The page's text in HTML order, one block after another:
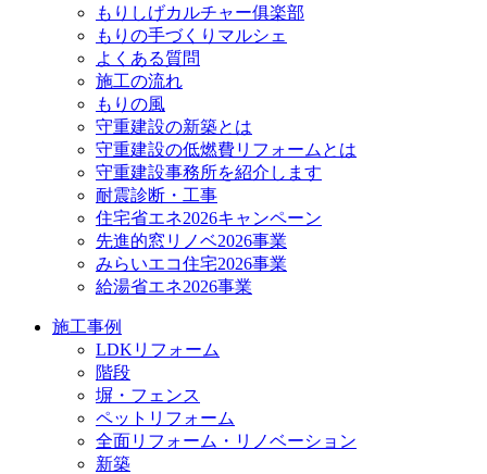
もりしげカルチャー俱楽部
もりの手づくりマルシェ
よくある質問
施工の流れ
もりの風
守重建設の新築とは
守重建設の低燃費リフォームとは
守重建設事務所を紹介します
耐震診断・工事
住宅省エネ2026キャンペーン
先進的窓リノベ2026事業
みらいエコ住宅2026事業
給湯省エネ2026事業
施工事例
LDKリフォーム
階段
塀・フェンス
ペットリフォーム
全面リフォーム・リノベーション
新築